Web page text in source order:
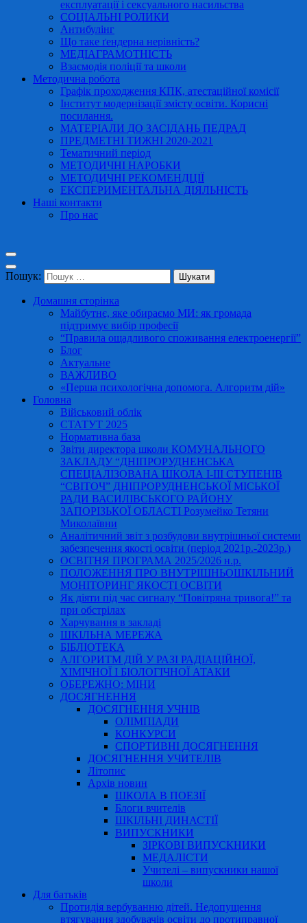
експлуатації і сексуального насильства
СОЦІАЛЬНІ РОЛИКИ
Антибулінг
Що таке ґендерна нерівність?
МЕДІАГРАМОТНІСТЬ
Взаємодія поліції та школи
Методична робота
Графік проходження КПК, атестаційної комісії
Інститут модернізації змісту освіти. Корисні
посилання.
МАТЕРІАЛИ ДО ЗАСІДАНЬ ПЕДРАД
ПРЕДМЕТНІ ТИЖНІ 2020-2021
Тематичний період
МЕТОДИЧНІ НАРОБКИ
МЕТОДИЧНІ РЕКОМЕНДЦІЇ
ЕКСПЕРИМЕНТАЛЬНА ДІЯЛЬНІСТЬ
Наші контакти
Про нас
Пошук:
Домашня сторінка
Майбутнє, яке обираємо МИ: як громада
підтримує вибір професії
“Правила ощадливого споживання електроенергії”
Блог
Актуальне
ВАЖЛИВО
«Перша психологічна допомога. Алгоритм дій»
Головна
Військовий облік
СТАТУТ 2025
Нормативна база
Звіти директора школи КОМУНАЛЬНОГО
ЗАКЛАДУ “ДНІПРОРУДНЕНСЬКА
СПЕЦІАЛІЗОВАНА ШКОЛА І-ІІІ СТУПЕНІВ
“СВІТОЧ” ДНІПРОРУДНЕНСЬКОЇ МІСЬКОЇ
РАДИ ВАСИЛІВСЬКОГО РАЙОНУ
ЗАПОРІЗЬКОЇ ОБЛАСТІ Розумейко Тетяни
Миколаївни
Аналітичний звіт з розбудови внутрішньої системи
забезпечення якості освіти (період 2021р.-2023р.)
ОСВІТНЯ ПРОГРАМА 2025/2026 н.р.
ПОЛОЖЕННЯ ПРО ВНУТРІШНЬОШКІЛЬНИЙ
МОНІТОРИНГ ЯКОСТІ ОСВІТИ
Як діяти під час сигналу “Повітряна тривога!” та
при обстрілах
Харчування в закладі
ШКІЛЬНА МЕРЕЖА
БІБЛІОТЕКА
АЛГОРИТМ ДІЙ У РАЗІ РАДІАЦІЙНОЇ,
ХІМІЧНОЇ І БІОЛОГІЧНОЇ АТАКИ
ОБЕРЕЖНО: МІНИ
ДОСЯГНЕННЯ
ДОСЯГНЕННЯ УЧНІВ
ОЛІМПІАДИ
КОНКУРСИ
СПОРТИВНІ ДОСЯГНЕННЯ
ДОСЯГНЕННЯ УЧИТЕЛІВ
Літопис
Архів новин
ШКОЛА В ПОЕЗІЇ
Блоги вчителів
ШКІЛЬНІ ДИНАСТІЇ
ВИПУСКНИКИ
ЗІРКОВІ ВИПУСКНИКИ
МЕДАЛІСТИ
Учителі – випускники нашої
школи
Для батьків
Протидія вербуванню дітей. Недопущення
втягування здобувачів освіти до протиправної